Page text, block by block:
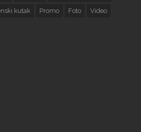
kutak Promo Foto Video